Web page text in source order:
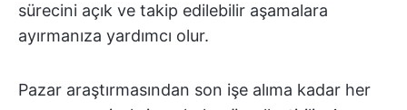
sürecini açık ve takip edilebilir aşamalara
ayırmanıza yardımcı olur.
Pazar araştırmasından son işe alıma kadar her